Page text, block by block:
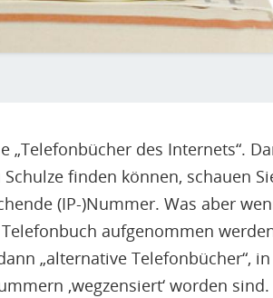
„Telefonbücher des Internets“.
finden können, schauen
(IP-)Nummer. Was aber
aufgenommen
„alternative Telefonbücher“,
‚wegzensiert‘ worden